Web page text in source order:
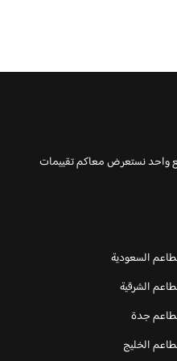
واحد نستعرض معاكم تقييمات
السعودية
الشرقية
جدة
الخليج